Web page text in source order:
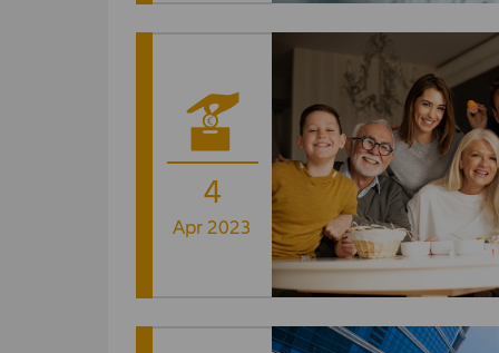
4
Apr 2023